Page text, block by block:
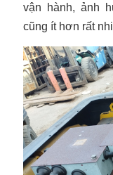
vận hành, ảnh
cũng ít hơn rất